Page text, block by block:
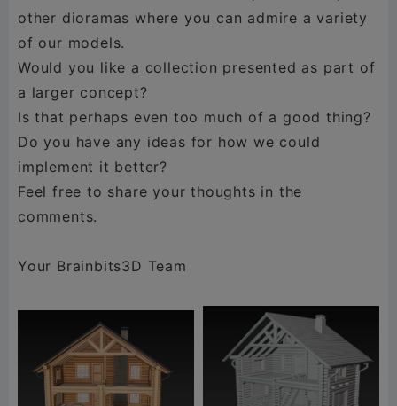
other dioramas where you can admire a variety
of our models.
Would you like a collection presented as part of
a larger concept?
Is that perhaps even too much of a good thing?
Do you have any ideas for how we could
implement it better?
Feel free to share your thoughts in the
comments.
Your Brainbits3D Team